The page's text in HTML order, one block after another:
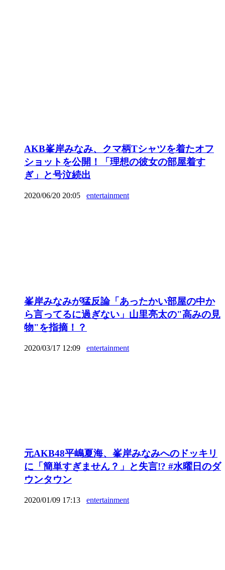
AKB峯岸みなみ、クマ柄Tシャツを着たオフ
ショットを公開！「理想の彼女の部屋着す
ぎ」と号泣続出
2020/06/20 20:05 entertainment
峯岸みなみが猛反論「あったかい部屋の中か
ら言ってるに過ぎない」山里亮太の"高みの見
物"を指摘！？
2020/03/17 12:09 entertainment
元AKB48平嶋夏海、峯岸みなみへのドッキリ
に「簡単すぎません？」と失言!? #水曜日のダ
ウンタウン
2020/01/09 17:13 entertainment